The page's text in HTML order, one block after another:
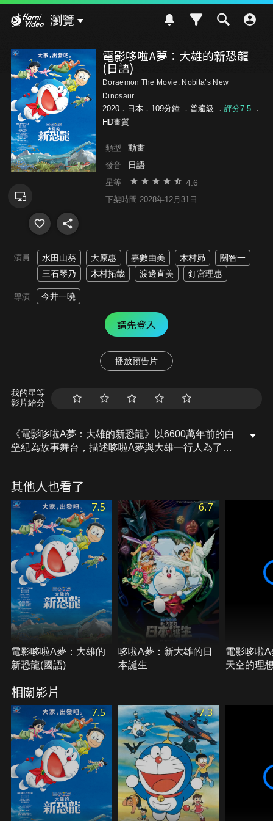
瀏覽
電影哆啦A夢：大雄的新恐龍
(日語)
Doraemon The Movie: Nobita’s New
Dinosaur
2020．日本．109分鐘 ． 普遍級 ． 評分7.5．
HD畫質
類型 動畫
發音 日語
星等 4.6
下架時間 2028年12月31日
演員 水田山葵 大原惠 嘉數由美 木村昴
關智一
三石琴乃
木村拓哉 渡邊直美 釘宮理惠
導演 今井一曉
請先登入
播放預告片
我的星等
影片給分
《電影哆啦A夢：大雄的新恐龍》以6600萬年前的白
堊紀為故事舞台，描述哆啦A夢與大雄一行人為了替
其他人也看了
7.5
電影哆啦A夢：大雄的
新恐龍(國語)
6.7
哆啦A夢：新大雄的日
本誕生
電影哆啦
天空的理
相關影片
7.5 7.3